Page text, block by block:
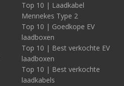
Top 10 | Laadkabel
Mennekes Type 2
Top 10 | Goedkope EV
laadboxen
Top 10 | Best verkochte EV
laadboxen
Top 10 | Best verkochte
laadkabels